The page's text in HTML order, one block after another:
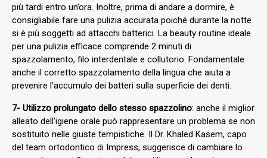
più tardi entro un’ora. Inoltre, prima di andare a dormire, è
consigliabile fare una pulizia accurata poiché durante la notte
si è più soggetti ad attacchi batterici. La beauty routine ideale
per una pulizia efficace comprende 2 minuti di
spazzolamento, filo interdentale e collutorio. Fondamentale
anche il corretto spazzolamento della lingua che aiuta a
prevenire l’accumulo dei batteri sulla superficie dei denti.
7- Utilizzo prolungato dello stesso spazzolino: anche il miglior
alleato dell’igiene orale può rappresentare un problema se non
sostituito nelle giuste tempistiche. Il Dr. Khaled Kasem, capo
del team ortodontico di Impress, suggerisce di cambiare lo